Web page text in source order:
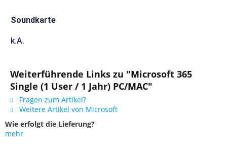
Soundkarte
k.A.
Weiterführende Links zu "Microsoft 365
Single (1 User / 1 Jahr) PC/MAC"
Fragen zum Artikel?
Weitere Artikel von Microsoft
Wie erfolgt die Lieferung?
mehr